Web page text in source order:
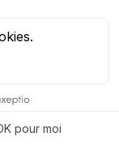
expertise